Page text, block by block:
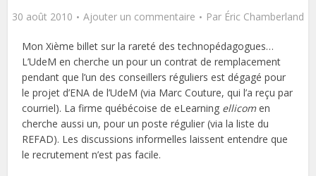
30 août 2010 Ajouter un commentaire Par Éric Chamberland
Mon Xième billet sur la rareté des technopédagogues…
L’UdeM en cherche un pour un contrat de remplacement
pendant que l’un des conseillers réguliers est dégagé pour
le projet d’ENA de l’UdeM (via Marc Couture, qui l’a reçu par
courriel). La firme québécoise de eLearning ellicomen
cherche aussi un, pour un poste régulier (via la liste du
REFAD). Les discussions informelles laissent entendre que
le recrutement n’est pas facile.